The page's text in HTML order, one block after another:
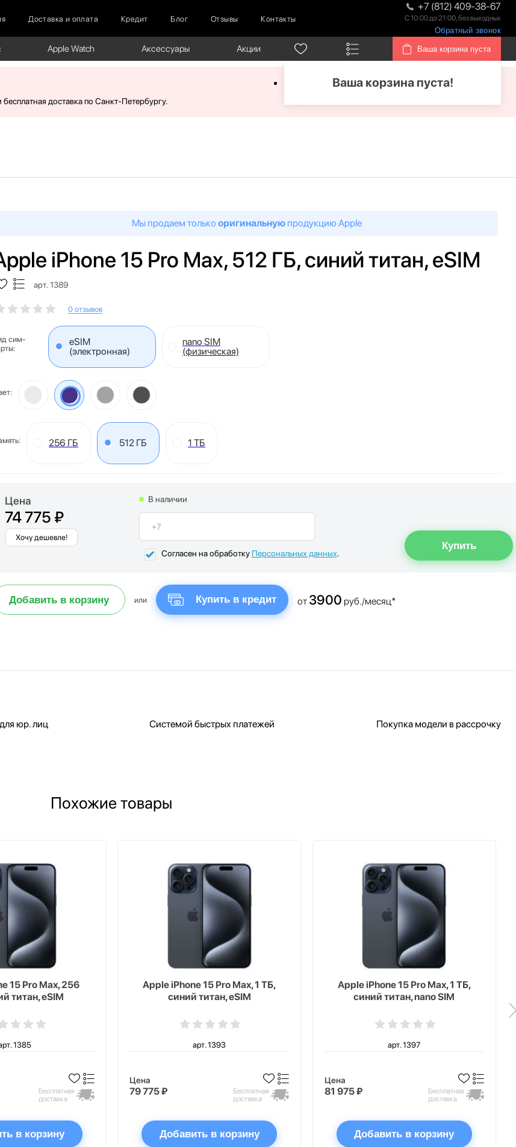
Доставка и оплата Кредит Блог Отзывы Контакты
+7 (812) 409-38-67
С 10:00 до 21:00, без выходных
Обратный звонок
Apple Watch Аксессуары Акции Ваша корзина пуста
Ваша корзина пуста!
доставка по Санкт-Петербургу.
Мы продаем только оригинальную продукцию Apple
iPhone 15 Pro Max, 512 ГБ, синий титан, eSIM
арт. 1389
0 отзывов
сим-
eSIM
(электронная)
nano SIM
(физическая)
256 ГБ 512 ГБ 1 ТБ
Цена
74 775 ₽
Хочу дешевле!
В наличии
Согласен на обработку Персональных данных.
Добавить в корзину или Купить в кредит от 3900 руб./месяц*
юр. лиц Системой быстрых платежей Покупка модели в рассрочку
Похожие товары
15 Pro Max, 256
титан, eSIM
1385
Бесплатная
доставка
в корзину
Apple iPhone 15 Pro Max, 1 ТБ,
синий титан, eSIM
арт. 1393
Цена
79 775 ₽
Бесплатная
доставка
Добавить в корзину
Apple iPhone 15 Pro Max, 1 ТБ,
синий титан, nano SIM
арт. 1397
Цена
81 975 ₽
Бесплатная
доставка
Добавить в корзину